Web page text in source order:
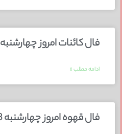
فال کائنات امروز چهارشنبه 3 دی 1404
ادامه مطلب »
فال قهوه امروز چهارشنبه 3 دی 1404